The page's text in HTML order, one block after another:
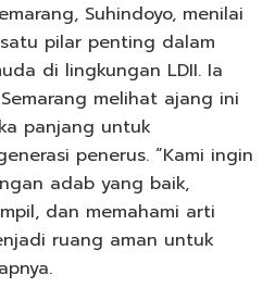
Suhindoyo, menilai
pilar penting dalam
di lingkungan LDII. Ia
melihat ajang ini
panjang untuk
penerus. “Kami ingin
adab yang baik,
dan memahami arti
ruang aman untuk